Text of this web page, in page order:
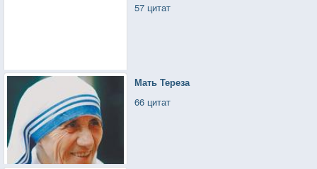
57 цитат
Мать Тереза
66 цитат